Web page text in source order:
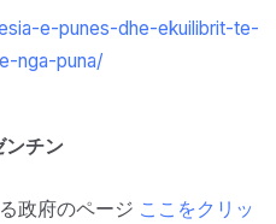
e-punes-dhe-ekuilibrit-te-
nga-puna/
ンチン
政府のページ ここをクリッ